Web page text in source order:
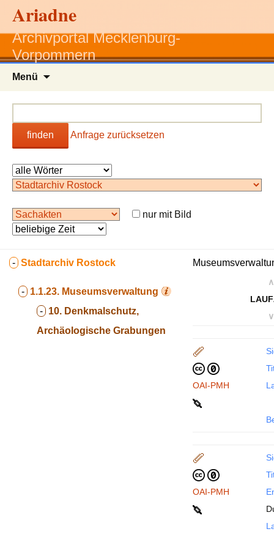
Ariadne
Archivportal Mecklenburg-
Vorpommern
Menü
finden Anfrage zurücksetzen
nur mit Bild
- Stadtarchiv Rostock
- 1.1.23. Museumsverwaltung
- 10. Denkmalschutz,
Archäologische Grabungen
∧
∨
OAI-PMH
OAI-PMH